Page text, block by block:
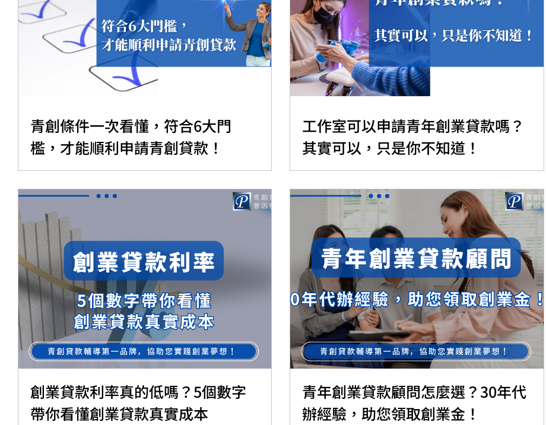
青創條件一次看懂，符合6大門
檻，才能順利申請青創貸款！
工作室可以申請青年創業貸款嗎？
其實可以，只是你不知道！
創業貸款利率真的低嗎？5個數字
帶你看懂創業貸款真實成本
青年創業貸款顧問怎麼選？30年代
辦經驗，助您領取創業金！